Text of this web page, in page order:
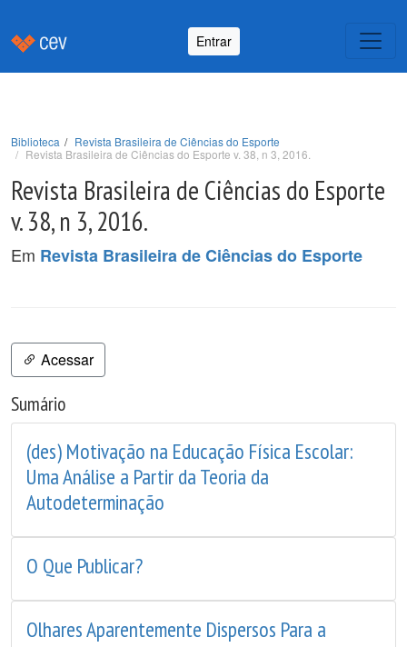
Entrar
Biblioteca
Revista Brasileira de Ciências do Esporte
Revista Brasileira de Ciências do Esporte v. 38, n 3, 2016.
Revista Brasileira de Ciências do Esporte
v. 38, n 3, 2016.
Em Revista Brasileira de Ciências do Esporte
Acessar
Sumário
(des) Motivação na Educação Física Escolar:
Uma Análise a Partir da Teoria da
Autodeterminação
O Que Publicar?
Olhares Aparentemente Dispersos Para a